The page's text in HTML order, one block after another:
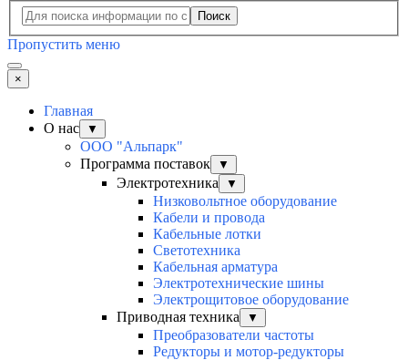
Поиск
Пропустить меню
×
Главная
О нас
▼
ООО "Альпарк"
Программа поставок
▼
Электротехника ▼
Низковольтное оборудование
Кабели и провода
Кабельные лотки
Светотехника
Кабельная арматура
Электротехнические шины
Электрощитовое оборудование
Приводная техника
▼
Преобразователи частоты
Редукторы и мотор-редукторы